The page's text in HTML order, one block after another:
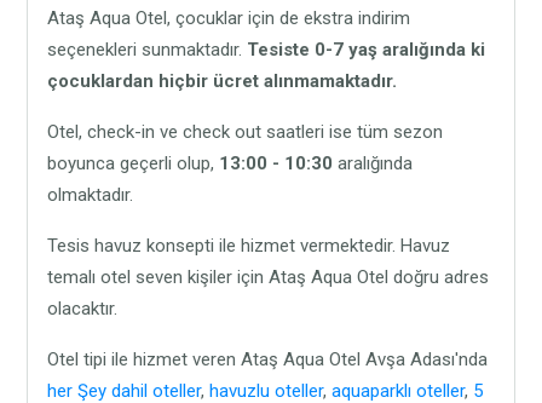
Ataş Aqua Otel, çocuklar için de ekstra indirim
seçenekleri sunmaktadır. Tesiste 0-7 yaş aralığında ki
çocuklardan hiçbir ücret alınmamaktadır.
Otel, check-in ve check out saatleri ise tüm sezon
boyunca geçerli olup, 13:00 - 10:30 aralığında
olmaktadır.
Tesis havuz konsepti ile hizmet vermektedir. Havuz
temalı otel seven kişiler için Ataş Aqua Otel doğru adres
olacaktır.
Otel tipi ile hizmet veren Ataş Aqua Otel Avşa Adası'nda
her Şey dahil oteller,havuzlu oteller,aquaparklı oteller, 5